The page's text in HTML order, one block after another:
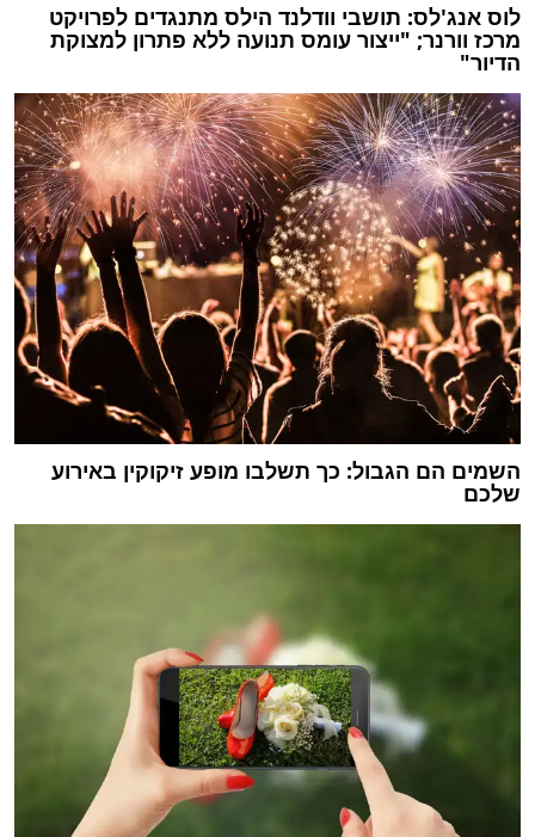
לוס אנג'לס: תושבי וודלנד הילס מתנגדים לפרויקט
מרכז וורנר; "ייצור עומס תנועה ללא פתרון למצוקת
הדיור"
השמים הם הגבול: כך תשלבו מופע זיקוקין באירוע
שלכם